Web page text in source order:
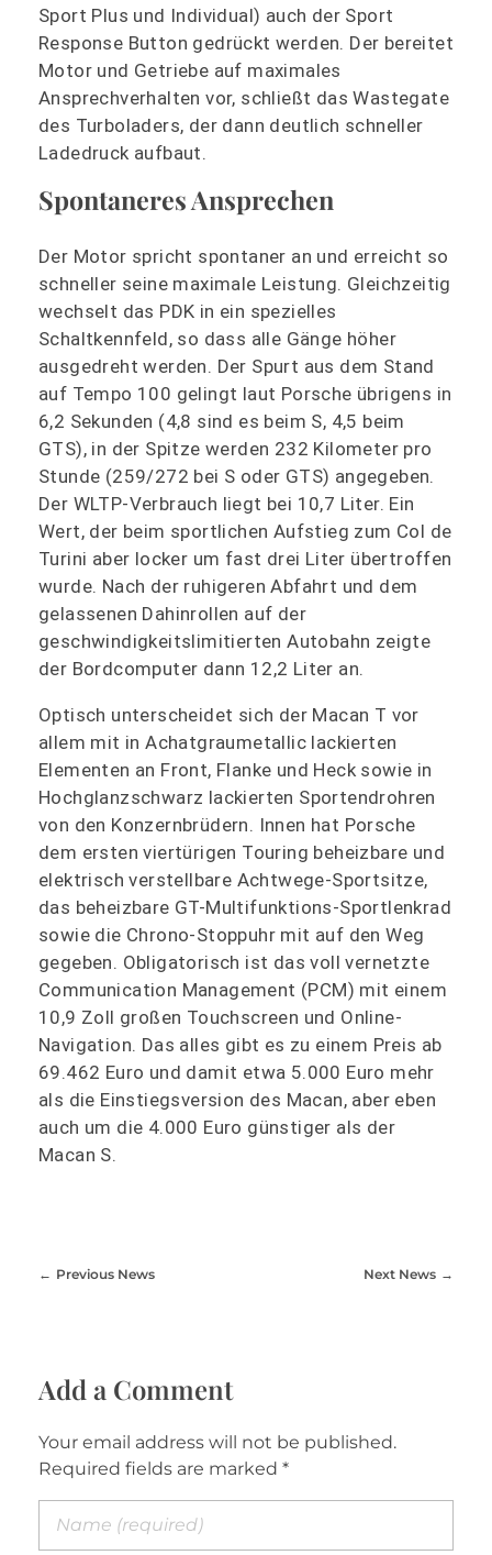
Sport Plus und Individual) auch der Sport
Response Button gedrückt werden. Der bereitet
Motor und Getriebe auf maximales
Ansprechverhalten vor, schließt das Wastegate
des Turboladers, der dann deutlich schneller
Ladedruck aufbaut.
Spontaneres Ansprechen
Der Motor spricht spontaner an und erreicht so
schneller seine maximale Leistung. Gleichzeitig
wechselt das PDK in ein spezielles
Schaltkennfeld, so dass alle Gänge höher
ausgedreht werden. Der Spurt aus dem Stand
auf Tempo 100 gelingt laut Porsche übrigens in
6,2 Sekunden (4,8 sind es beim S, 4,5 beim
GTS), in der Spitze werden 232 Kilometer pro
Stunde (259/272 bei S oder GTS) angegeben.
Der WLTP-Verbrauch liegt bei 10,7 Liter. Ein
Wert, der beim sportlichen Aufstieg zum Col de
Turini aber locker um fast drei Liter übertroffen
wurde. Nach der ruhigeren Abfahrt und dem
gelassenen Dahinrollen auf der
geschwindigkeitslimitierten Autobahn zeigte
der Bordcomputer dann 12,2 Liter an.
Optisch unterscheidet sich der Macan T vor
allem mit in Achatgraumetallic lackierten
Elementen an Front, Flanke und Heck sowie in
Hochglanzschwarz lackierten Sportendrohren
von den Konzernbrüdern. Innen hat Porsche
dem ersten viertürigen Touring beheizbare und
elektrisch verstellbare Achtwege-Sportsitze,
das beheizbare GT-Multifunktions-Sportlenkrad
sowie die Chrono-Stoppuhr mit auf den Weg
gegeben. Obligatorisch ist das voll vernetzte
Communication Management (PCM) mit einem
10,9 Zoll großen Touchscreen und Online-
Navigation. Das alles gibt es zu einem Preis ab
69.462 Euro und damit etwa 5.000 Euro mehr
als die Einstiegsversion des Macan, aber eben
auch um die 4.000 Euro günstiger als der
Macan S.
Previous News Next News
Add a Comment
Your email address will not be published.
Required fields are marked *